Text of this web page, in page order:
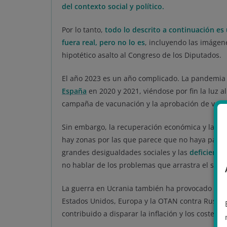
del contexto social y político.
Por lo tanto, todo lo descrito a continuación
fuera real, pero no lo es, incluyendo las
hipotético asalto al Congreso de los Diputados.
El año 2023 es un año complicado. La
España en 2020 y 2021, viéndose por fin la luz
campaña de vacunación y la aprobación de
Sin embargo, la recuperación económica y la
hay zonas por las que parece que no haya
grandes desigualdades sociales y las
no hablar de los problemas que arrastra el
La guerra en Ucrania también ha provocado
Estados Unidos, Europa y la OTAN contra
contribuido a disparar la inflación y los costes